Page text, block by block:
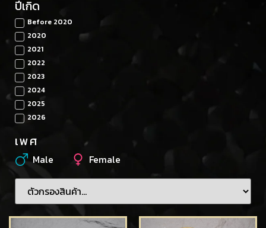
ปีเกิด
Before 2020
2020
2021
2022
2023
2024
2025
2026
เพศ
Male Female